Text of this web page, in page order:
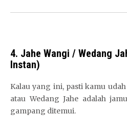
4. Jahe Wangi / Wedang
Instan)
Kalau yang ini, pasti kamu
atau Wedang Jahe adalah
gampang ditemui.